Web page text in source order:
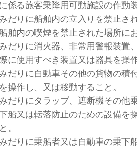
に係る旅客乗降用可動施設の作動
だりに船舶内の立入りを禁止さ
舶内の喫煙を禁止された場所に
だりに消火器、非常用警報装置
際に使用すべき装置又は器具を操
だりに自動車その他の貨物の積
を操作し、又は移動すること。
だりにタラップ、遮断機その他
船又は転落防止のための設備を
と。
だりに乗船者又は自動車の乗下